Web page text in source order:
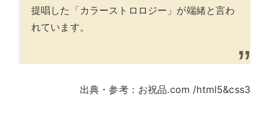
提唱した「カラーストロロジー」が端緒と言わ
れています。
出典・参考：お祝品.com /html5&css3